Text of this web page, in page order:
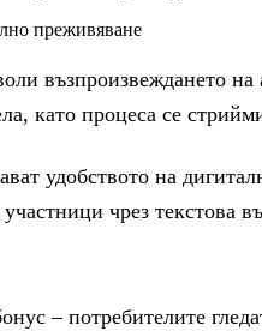
преживяване
възпроизвеждането
като процеса се
удобството на
участници чрез текстова
– потребителите